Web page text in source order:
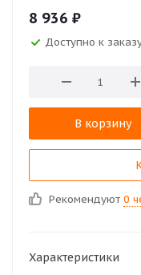
8 936 ₽
Доступно к
В корзину
Рекомендуют 0
Характеристики